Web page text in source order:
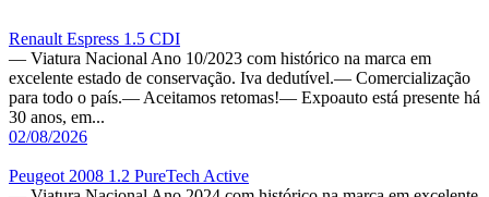
Renault Espress 1.5 CDI
— Viatura Nacional Ano 10/2023 com histórico na marca em
excelente estado de conservação. Iva dedutível.— Comercialização
para todo o país.— Aceitamos retomas!— Expoauto está presente há
30 anos, em...
02/08/2026
Peugeot 2008 1.2 PureTech Active